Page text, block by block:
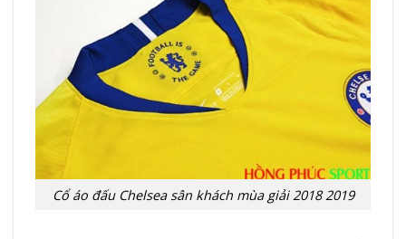
Cổ áo đấu Chelsea sân khách mùa giải 2018 2019